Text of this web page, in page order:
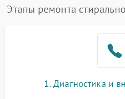
Этапы ремонта
1. Диагностика и